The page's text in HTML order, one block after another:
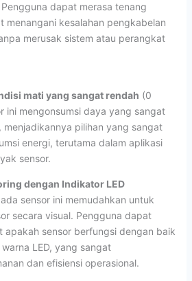
dapat merasa tenang
menangani kesalahan pengkabelan
merusak sistem atau perangkat
mati yang sangat rendah (0
ini mengonsumsi daya yang sangat
pilihan yang sangat
energi, terutama dalam aplikasi
sensor.
dengan Indikator LED
sensor ini memudahkan untuk
secara visual. Pengguna dapat
apakah sensor berfungsi dengan baik
LED, yang sangat
dan efisiensi operasional.